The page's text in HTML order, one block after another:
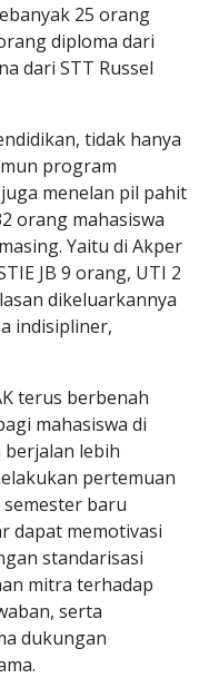
25 orang
diploma dari
dari STT Russel
tidak hanya
program
menelan pil pahit
orang mahasiswa
Yaitu di Akper
JB 9 orang, UTI 2
dikeluarkannya
indisipliner,
terus berbenah
mahasiswa di
berjalan lebih
pertemuan
baru
dapat memotivasi
standarisasi
mitra terhadap
serta
dukungan